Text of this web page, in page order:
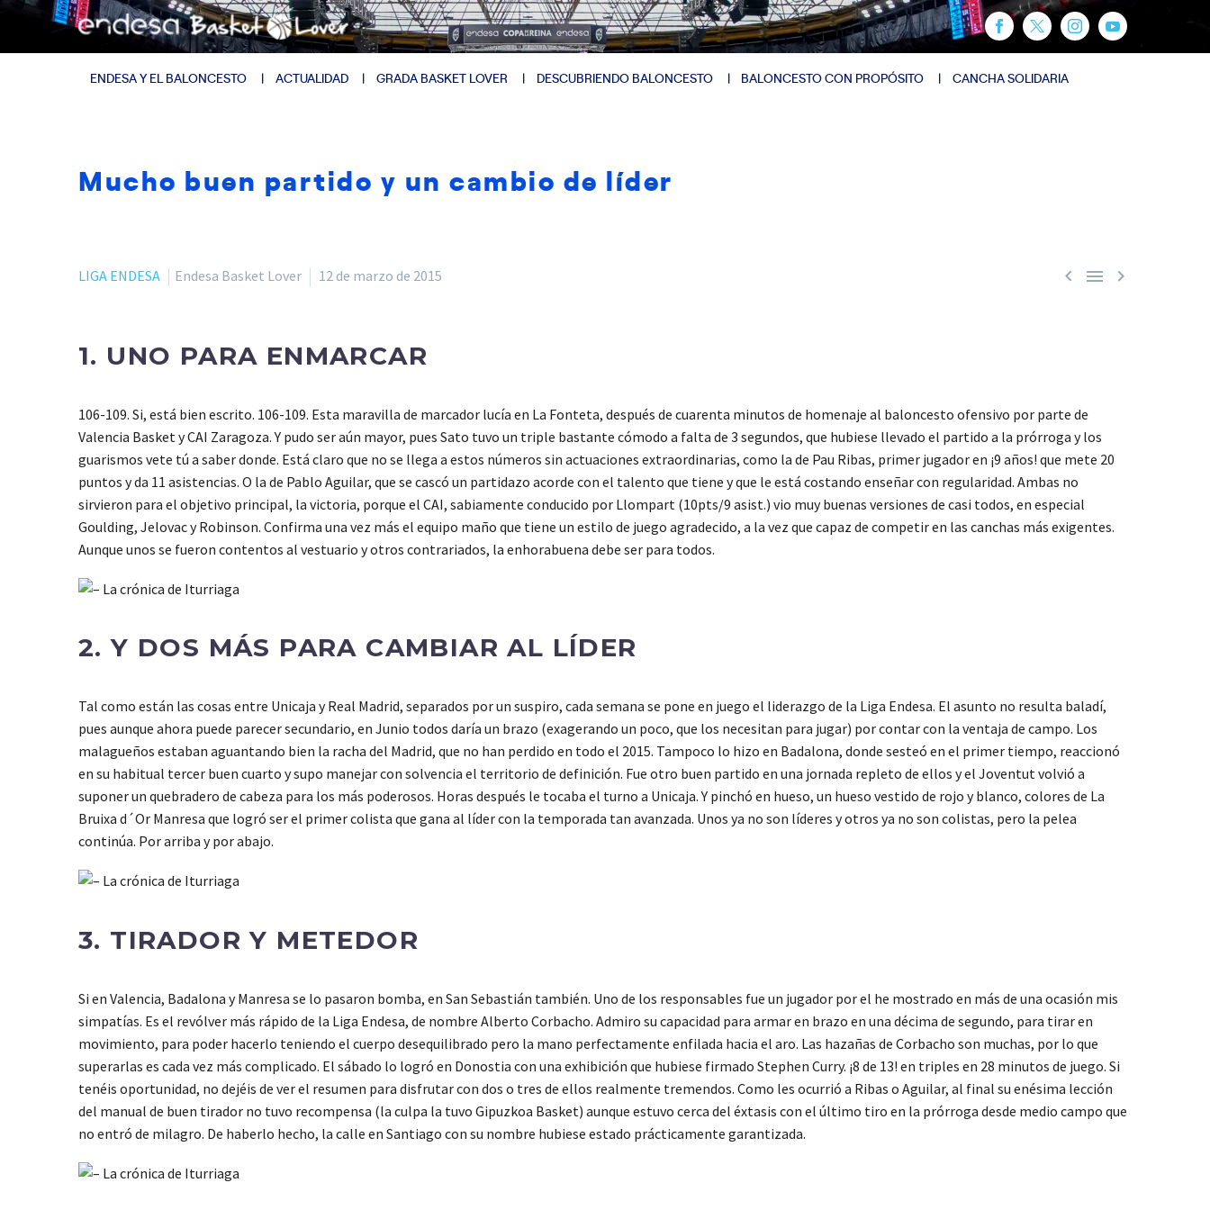
ENDESA Y EL BALONCESTO ACTUALIDAD GRADA BASKET LOVER DESCUBRIENDO BALONCESTO BALONCESTO CON PROPÓSITO CANCHA SOLIDARIA
Mucho buen partido y un cambio de líder
  
LIGA ENDESA Endesa Basket Lover 12 de marzo de 2015
1. UNO PARA ENMARCAR
106-109. Si, está bien escrito. 106-109. Esta maravilla de marcador lucía en La Fonteta, después de cuarenta minutos de homenaje al baloncesto ofensivo por parte de
Valencia Basket y CAI Zaragoza. Y pudo ser aún mayor, pues Sato tuvo un triple bastante cómodo a falta de 3 segundos, que hubiese llevado el partido a la prórroga y los
guarismos vete tú a saber donde. Está claro que no se llega a estos números sin actuaciones extraordinarias, como la de Pau Ribas, primer jugador en ¡9 años! que mete 20
puntos y da 11 asistencias. O la de Pablo Aguilar, que se cascó un partidazo acorde con el talento que tiene y que le está costando enseñar con regularidad. Ambas no
sirvieron para el objetivo principal, la victoria, porque el CAI, sabiamente conducido por Llompart (10pts/9 asist.) vio muy buenas versiones de casi todos, en especial
Goulding, Jelovac y Robinson. Confirma una vez más el equipo maño que tiene un estilo de juego agradecido, a la vez que capaz de competir en las canchas más exigentes.
Aunque unos se fueron contentos al vestuario y otros contrariados, la enhorabuena debe ser para todos.
2. Y DOS MÁS PARA CAMBIAR AL LÍDER
Tal como están las cosas entre Unicaja y Real Madrid, separados por un suspiro, cada semana se pone en juego el liderazgo de la Liga Endesa. El asunto no resulta baladí,
pues aunque ahora puede parecer secundario, en Junio todos daría un brazo (exagerando un poco, que los necesitan para jugar) por contar con la ventaja de campo. Los
malagueños estaban aguantando bien la racha del Madrid, que no han perdido en todo el 2015. Tampoco lo hizo en Badalona, donde sesteó en el primer tiempo, reaccionó
en su habitual tercer buen cuarto y supo manejar con solvencia el territorio de definición. Fue otro buen partido en una jornada repleto de ellos y el Joventut volvió a
suponer un quebradero de cabeza para los más poderosos. Horas después le tocaba el turno a Unicaja. Y pinchó en hueso, un hueso vestido de rojo y blanco, colores de La
Bruixa d´Or Manresa que logró ser el primer colista que gana al líder con la temporada tan avanzada. Unos ya no son líderes y otros ya no son colistas, pero la pelea
continúa. Por arriba y por abajo.
3. TIRADOR Y METEDOR
Si en Valencia, Badalona y Manresa se lo pasaron bomba, en San Sebastián también. Uno de los responsables fue un jugador por el he mostrado en más de una ocasión mis
simpatías. Es el revólver más rápido de la Liga Endesa, de nombre Alberto Corbacho. Admiro su capacidad para armar en brazo en una décima de segundo, para tirar en
movimiento, para poder hacerlo teniendo el cuerpo desequilibrado pero la mano perfectamente enfilada hacia el aro. Las hazañas de Corbacho son muchas, por lo que
superarlas es cada vez más complicado. El sábado lo logró en Donostia con una exhibición que hubiese firmado Stephen Curry. ¡8 de 13! en triples en 28 minutos de juego. Si
tenéis oportunidad, no dejéis de ver el resumen para disfrutar con dos o tres de ellos realmente tremendos. Como les ocurrió a Ribas o Aguilar, al final su enésima lección
del manual de buen tirador no tuvo recompensa (la culpa la tuvo Gipuzkoa Basket) aunque estuvo cerca del éxtasis con el último tiro en la prórroga desde medio campo que
no entró de milagro. De haberlo hecho, la calle en Santiago con su nombre hubiese estado prácticamente garantizada.